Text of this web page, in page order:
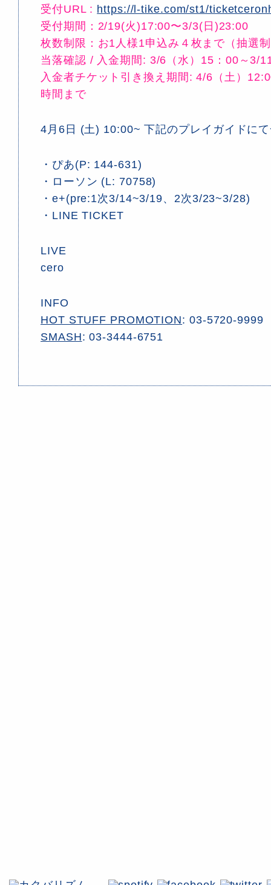
受付URL : https://l-tike.com/st1/
受付期間：2/19(火)17:00〜3/3(日)23:00
枚数制限：お1人様1申込み４枚まで（抽選
当落確認 / 入金期間: 3/6（水）15：00～3/
入金者チケット引き換え期間: 4/6（土）
時間まで
4月6日 (土) 10:00~ 下記のプレイガイドに
・ぴあ(P: 144-631)
・ローソン (L: 70758)
・e+(pre:1次3/14~3/19、2次3/23~3/28)
・LINE TICKET
LIVE
cero
INFO
HOT STUFF PROMOTION: 03-5720-9999
SMASH: 03-3444-6751